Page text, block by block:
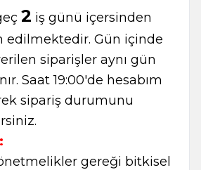
2 iş günü içersinden
edilmektedir. Gün içinde
siparişler aynı gün
Saat 19:00'de hesabım
sipariş durumunu
gereği bitkisel